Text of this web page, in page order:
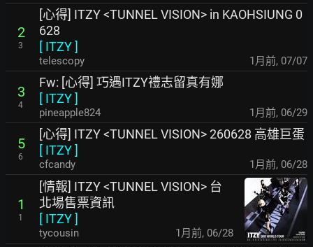
2
3
[心得] ITZY <TUNNEL VISION> in KAOHSIUNG 0
628
[ ITZY]
telescopy 1月前, 07/07
3
4
Fw: [心得] 巧遇ITZY禮志留真有娜
[ ITZY]
pineapple824 1月前, 06/29
5
6
[心得] ITZY <TUNNEL VISION> 260628 高雄巨蛋
[ ITZY]
cfcandy 1月前, 06/28
1
1
[情報] ITZY <TUNNEL VISION> 台
北場售票資訊
[ ITZY]
tycousin 1月前, 06/28